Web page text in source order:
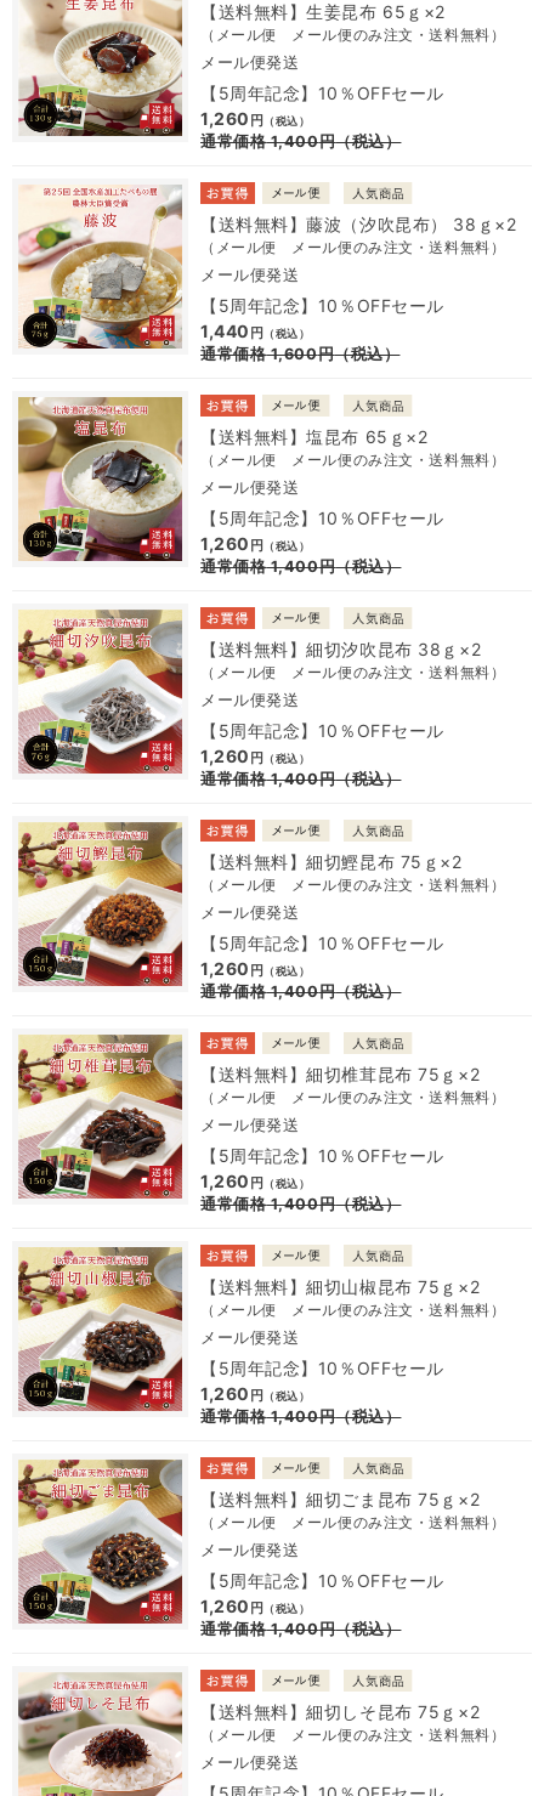
【送料無料】生姜昆布 65ｇ×2
（メール便 メール便のみ注文・送料無料）
メール便発送
【5周年記念】10％OFFセール
1,260 円 （税込）
通常価格1,400円（税込）
【送料無料】藤波（汐吹昆布） 38ｇ×2
（メール便 メール便のみ注文・送料無料）
メール便発送
【5周年記念】10％OFFセール
1,440 円 （税込）
通常価格1,600円（税込）
【送料無料】塩昆布 65ｇ×2
（メール便 メール便のみ注文・送料無料）
メール便発送
【5周年記念】10％OFFセール
1,260 円 （税込）
通常価格1,400円（税込）
【送料無料】細切汐吹昆布 38ｇ×2
（メール便 メール便のみ注文・送料無料）
メール便発送
【5周年記念】10％OFFセール
1,260 円 （税込）
通常価格1,400円（税込）
【送料無料】細切鰹昆布 75ｇ×2
（メール便 メール便のみ注文・送料無料）
メール便発送
【5周年記念】10％OFFセール
1,260 円 （税込）
通常価格1,400円（税込）
【送料無料】細切椎茸昆布 75ｇ×2
（メール便 メール便のみ注文・送料無料）
メール便発送
【5周年記念】10％OFFセール
1,260 円 （税込）
通常価格1,400円（税込）
【送料無料】細切山椒昆布 75ｇ×2
（メール便 メール便のみ注文・送料無料）
メール便発送
【5周年記念】10％OFFセール
1,260 円 （税込）
通常価格1,400円（税込）
【送料無料】細切ごま昆布 75ｇ×2
（メール便 メール便のみ注文・送料無料）
メール便発送
【5周年記念】10％OFFセール
1,260 円 （税込）
通常価格1,400円（税込）
【送料無料】細切しそ昆布 75ｇ×2
（メール便 メール便のみ注文・送料無料）
メール便発送